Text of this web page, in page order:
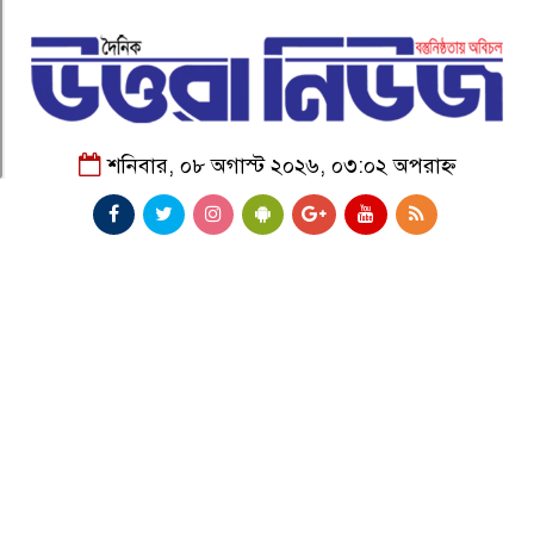
শনিবার, ০৮ অগাস্ট ২০২৬, ০৩:০২ অপরাহ্ন